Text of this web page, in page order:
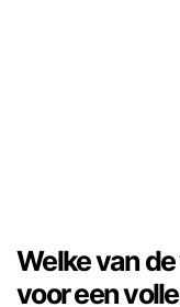
Welke van
voor een